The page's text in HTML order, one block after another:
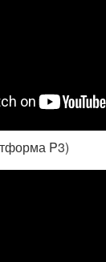
P3)